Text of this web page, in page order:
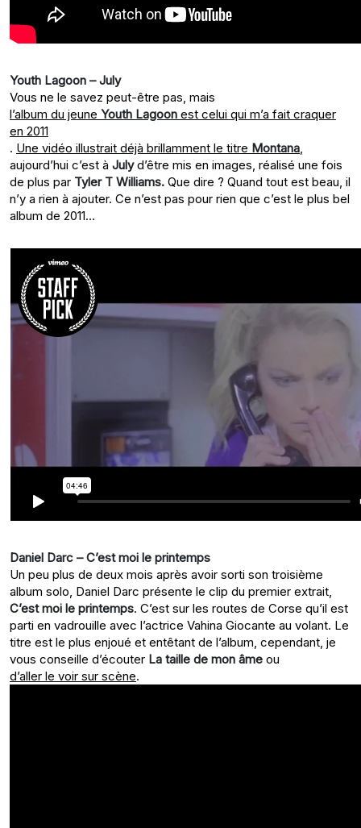
Youth Lagoon – July
Vous ne le savez peut-être pas, mais
l’album du jeune Youth Lagoon est celui qui m’a fait craquer
en 2011
. Une vidéo illustrait déjà brillamment le titre Montana,
aujourd’hui c’est à Julyd’être mis en images, réalisé une fois
de plus par Tyler T Williams. Que dire ? Quand tout est beau, il
n’y a rien à ajouter. Ce n’est pas pour rien que c’est le plus bel
album de 2011…
Daniel Darc – C’est moi le printemps
Un peu plus de deux mois après avoir sorti son troisième
album solo, Daniel Darc présente le clip du premier extrait,
C’est moi le printemps. C’est sur les routes de Corse qu’il est
parti en vadrouille avec l’actrice Vahina Giocante au volant. Le
titre est le plus enjoué et entêtant de l’album, cependant, je
vous conseille d’écouter La taille de mon âme ou
d’aller le voir sur scène.